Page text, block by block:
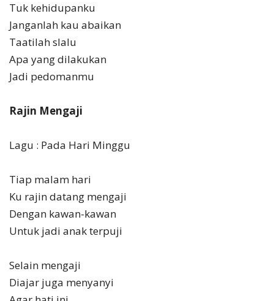
Tuk kehidupanku
Janganlah kau abaikan
Taatilah slalu
Apa yang dilakukan
Jadi pedomanmu
Rajin Mengaji
Lagu : Pada Hari Minggu
Tiap malam hari
Ku rajin datang mengaji
Dengan kawan-kawan
Untuk jadi anak terpuji
Selain mengaji
Diajar juga menyanyi